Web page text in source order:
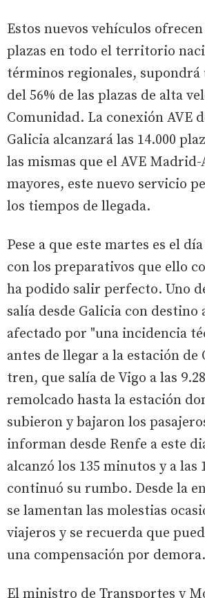
Estos nuevos vehículos ofrecen
plazas en todo el territorio
términos regionales, supondrá
del 56% de las plazas de alta
Comunidad. La conexión AVE
Galicia alcanzará las 14.000
las mismas que el AVE
mayores, este nuevo servicio
los tiempos de llegada.
Pese a que este martes es el
con los preparativos que ello
ha podido salir perfecto. Uno
salía desde Galicia con destino
afectado por "una incidencia
antes de llegar a la estación de
tren, que salía de Vigo a las
remolcado hasta la estación
subieron y bajaron los
informan desde Renfe a este
alcanzó los 135 minutos y a las
continuó su rumbo. Desde la
se lamentan las molestias
viajeros y se recuerda que
una compensación por demora.
El ministro de Transportes y